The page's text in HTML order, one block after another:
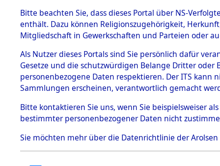
BESTÄNDE
1.
mente
5. Verschiedenes
5.3
Todesmärsche
5.3.1 Alliierte
Erhebungen
zu
Todesmärsch
en
5.3.2
0002
Bitte beachten Sie, dass dieses Portal über NS-
enthält. Dazu können Religionszugehörigkeit,
Mitgliedschaft in Gewerkschaften und Parteien oder
Als Nutzer dieses Portals sind Sie persönlich dafür
Gesetze und die schutzwürdigen Belange Dritter
personenbezogene Daten respektieren. Der ITS
Sammlungen erscheinen, verantwortlich gemacht
Bitte kontaktieren Sie uns, wenn Sie beispielsweiser
bestimmter personenbezogener Daten nicht
Sie möchten mehr über die Datenrichtlinie der Arolsen